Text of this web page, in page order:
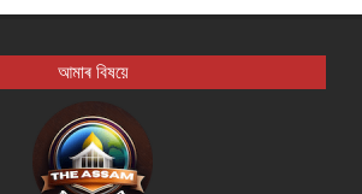
আমাৰ বিষয়ে